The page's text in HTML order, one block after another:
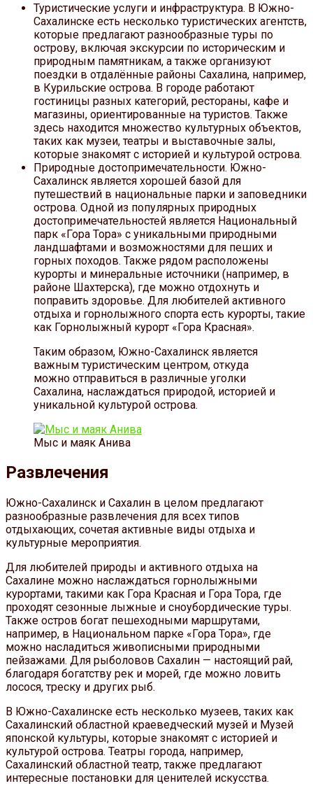
Туристические услуги и инфраструктура. В Южно-
Сахалинске есть несколько туристических агентств,
которые предлагают разнообразные туры по
острову, включая экскурсии по историческим и
природным памятникам, а также организуют
поездки в отдалённые районы Сахалина, например,
в Курильские острова. В городе работают
гостиницы разных категорий, рестораны, кафе и
магазины, ориентированные на туристов. Также
здесь находится множество культурных объектов,
таких как музеи, театры и выставочные залы,
которые знакомят с историей и культурой острова.
Природные достопримечательности. Южно-
Сахалинск является хорошей базой для
путешествий в национальные парки и заповедники
острова. Одной из популярных природных
достопримечательностей является Национальный
парк «Гора Тора» с уникальными природными
ландшафтами и возможностями для пеших и
горных походов. Также рядом расположены
курорты и минеральные источники (например, в
районе Шахтерска), где можно отдохнуть и
поправить здоровье. Для любителей активного
отдыха и горнолыжного спорта есть курорты, такие
как Горнолыжный курорт «Гора Красная».
Таким образом, Южно-Сахалинск является
важным туристическим центром, откуда
можно отправиться в различные уголки
Сахалина, наслаждаться природой, историей и
уникальной культурой острова.
Мыс и маяк Анива
Развлечения
Южно-Сахалинск и Сахалин в целом предлагают
разнообразные развлечения для всех типов
отдыхающих, сочетая активные виды отдыха и
культурные мероприятия.
Для любителей природы и активного отдыха на
Сахалине можно наслаждаться горнолыжными
курортами, такими как Гора Красная и Гора Тора, где
проходят сезонные лыжные и сноубордические туры.
Также остров богат пешеходными маршрутами,
например, в Национальном парке «Гора Тора», где
можно насладиться живописными природными
пейзажами. Для рыболовов Сахалин — настоящий рай,
благодаря богатству рек и морей, где можно ловить
лосося, треску и других рыб.
В Южно-Сахалинске есть несколько музеев, таких как
Сахалинский областной краеведческий музей и Музей
японской культуры, которые знакомят с историей и
культурой острова. Театры города, например,
Сахалинский областной театр, также предлагают
интересные постановки для ценителей искусства.